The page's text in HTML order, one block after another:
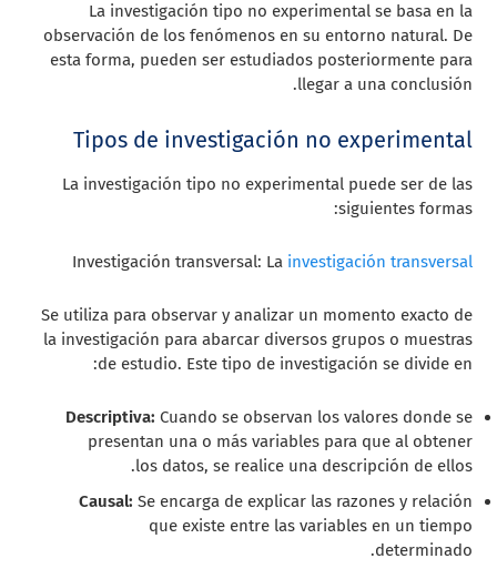
La investigación tipo no experimental se basa en la
observación de los fenómenos en su entorno natural. De
esta forma, pueden ser estudiados posteriormente para
llegar a una conclusión.
Tipos de investigación no experimental
La investigación tipo no experimental puede ser de las
siguientes formas:
Investigación transversal: La investigación transversal
Se utiliza para observar y analizar un momento exacto de
la investigación para abarcar diversos grupos o muestras
de estudio. Este tipo de investigación se divide en:
Descriptiva: Cuando se observan los valores donde se
presentan una o más variables para que al obtener
los datos, se realice una descripción de ellos.
Causal: Se encarga de explicar las razones y relación
que existe entre las variables en un tiempo
determinado.